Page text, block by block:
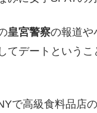
皇宮警察の報道や
てデートという
で高級食料品店